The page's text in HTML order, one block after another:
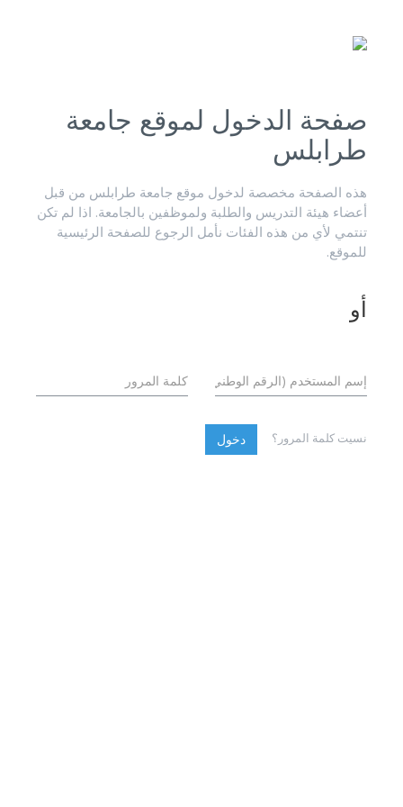
صفحة الدخول لموقع جامعة
طرابلس
هذه الصفحة مخصصة لدخول موقع جامعة طرابلس من قبل
أعضاء هيئة التدريس والطلبة ولموظفين بالجامعة. اذا لم تكن
تنتمي لأي من هذه الفئات نأمل الرجوع للصفحة الرئيسية
للموقع.
أو
نسيت كلمة المرور؟ دخول